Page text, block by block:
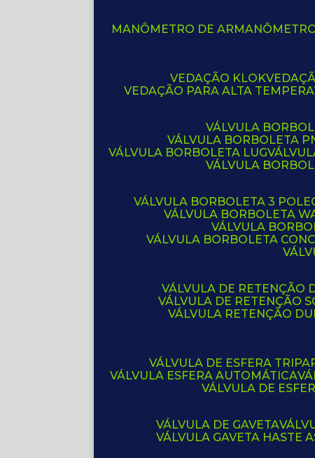
MANÔMETRO DE AR
VEDAÇÃO KLOK
VEDAÇÃO PARA ALTA
VÁLVULA
VÁLVULA BORBOLETA
VÁLVULA BORBOLETA LUG
VÁLVULA
VÁLVULA BORBOLETA 3
VÁLVULA BORBOLETA
VÁLVULA
VÁLVULA BORBOLETA
VÁLVULA DE RETENÇÃO
VÁLVULA DE RETENÇÃO
VÁLVULA RETENÇÃO
VÁLVULA DE ESFERA
VÁLVULA ESFERA AUTOMÁTICA
VÁLVULA DE
VÁLVULA DE GAVETA
VÁLVULA GAVETA HASTE